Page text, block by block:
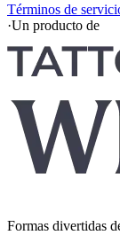
Términos de
·Un producto de
Formas divertidas